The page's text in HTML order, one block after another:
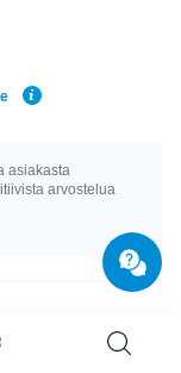
asiakasta
arvostelua